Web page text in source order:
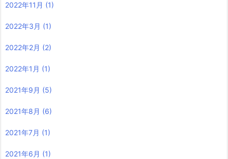
2022年11月 (1)
2022年3月 (1)
2022年2月 (2)
2022年1月 (1)
2021年9月 (5)
2021年8月 (6)
2021年7月 (1)
2021年6月 (1)